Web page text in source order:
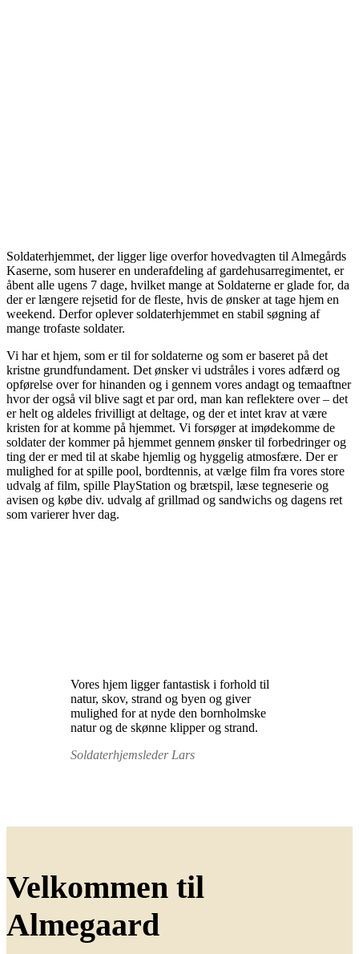
Soldaterhjemmet, der ligger lige overfor hovedvagten til Almegårds
Kaserne, som huserer en underafdeling af gardehusarregimentet, er
åbent alle ugens 7 dage, hvilket mange at Soldaterne er glade for, da
der er længere rejsetid for de fleste, hvis de ønsker at tage hjem en
weekend. Derfor oplever soldaterhjemmet en stabil søgning af
mange trofaste soldater.
Vi har et hjem, som er til for soldaterne og som er baseret på det
kristne grundfundament. Det ønsker vi udstråles i vores adfærd og
opførelse over for hinanden og i gennem vores andagt og temaaftner
hvor der også vil blive sagt et par ord, man kan reflektere over – det
er helt og aldeles frivilligt at deltage, og der et intet krav at være
kristen for at komme på hjemmet. Vi forsøger at imødekomme de
soldater der kommer på hjemmet gennem ønsker til forbedringer og
ting der er med til at skabe hjemlig og hyggelig atmosfære. Der er
mulighed for at spille pool, bordtennis, at vælge film fra vores store
udvalg af film, spille PlayStation og brætspil, læse tegneserie og
avisen og købe div. udvalg af grillmad og sandwichs og dagens ret
som varierer hver dag.
Vores hjem ligger fantastisk i forhold til
natur, skov, strand og byen og giver
mulighed for at nyde den bornholmske
natur og de skønne klipper og strand.
Soldaterhjemsleder Lars
Velkommen til
Almegaard